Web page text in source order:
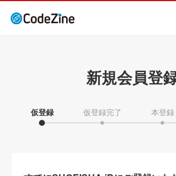
新規会員登
仮登録 仮登録完了 本登録